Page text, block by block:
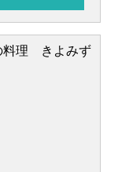
理 きよみず